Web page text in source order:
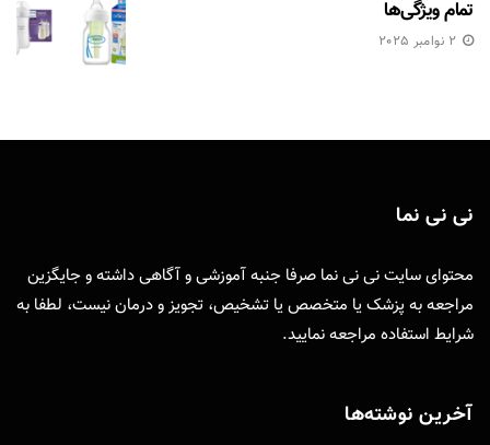
تمام ویژگی‌ها
2 نوامبر 2025
نی نی نما
محتوای سایت نی نی نما صرفا جنبه آموزشی و آگاهی داشته و جایگزین
مراجعه به پزشک یا متخصص یا تشخیص، تجویز و درمان نیست، لطفا به
شرایط استفاده مراجعه نمایید.
آخرین نوشته‌ها